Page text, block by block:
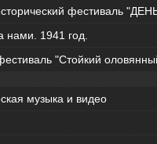
фестиваль
нами. 1941 год.
"Стойкий
музыка и видео